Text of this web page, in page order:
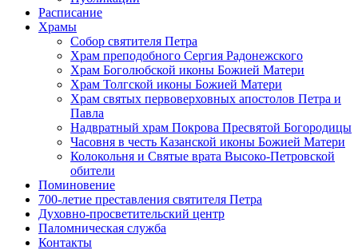
Расписание
Храмы
Собор святителя Петра
Храм преподобного Сергия Радонежского
Храм Боголюбской иконы Божией Матери
Храм Толгской иконы Божией Матери
Храм святых первоверховных апостолов Петра и
Павла
Надвратный храм Покрова Пресвятой Богородицы
Часовня в честь Казанской иконы Божией Матери
Колокольня и Святые врата Высоко-Петровской
обители
Поминовение
700-летие преставления святителя Петра
Духовно-просветительский центр
Паломническая служба
Контакты